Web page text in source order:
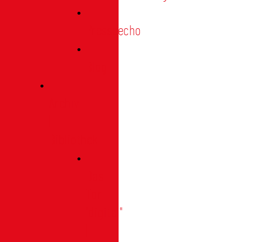
Presseecho
"digital"